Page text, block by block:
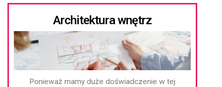
Architektura wnętrz
Ponieważ mamy duże doświadczenie w tej